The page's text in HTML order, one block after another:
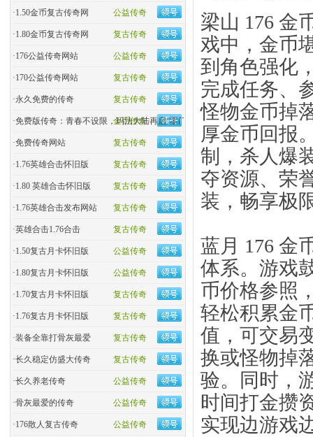
公益传奇
·1.50金币复古传奇网
复古传奇
·1.80金币复古传奇网
公益传奇
·176公益传奇网站
复古传奇
·170公益传奇网站
复古传奇
·永久免费的传奇
金币传奇
·免费版传奇：青春不设限，玛法大陆再启“零门槛”热血
复古传奇
·免费传奇网站
复古传奇
·1.76英雄合击怀旧版
复古传奇
·1.80 英雄合击怀旧版
复古传奇
·1.76英雄合击发布网站
复古传奇
·英雄合击1.76合击
公益传奇
·1.50复古月卡怀旧版
公益传奇
·1.80复古月卡怀旧版
复古传奇
·1.70复古月卡怀旧版
复古传奇
·1.76复古月卡怀旧版
复古传奇
·装备全靠打骨灰最爱
复古传奇
·长久稳定仿盛大传奇
公益传奇
·长久养老传奇
公益传奇
·骨灰最爱的传奇
公益传奇
·176散人复古传奇
梁山 176 金
戏中，金币
到角色强化
完成任务、
怪物金币掉
厚金币回报
制，杀人爆
夺资源、荣
装，畅享极
蓝月 176 金
体系。游戏
币价格参照
轻松积累金
值，可交易
换或怪物掉
验。同时，
时间打金攒
实现边游戏